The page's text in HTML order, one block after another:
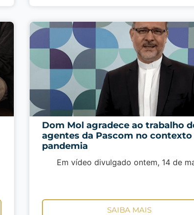
Dom Mol agradece ao trabalho
agentes da Pascom no contexto
pandemia
Em vídeo divulgado ontem, 14 de
SAIBA MAIS